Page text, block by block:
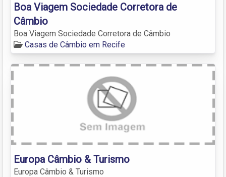
Boa Viagem Sociedade Corretora de
Câmbio
Boa Viagem Sociedade Corretora de Câmbio
Casas de Câmbio em Recife
Europa Câmbio & Turismo
Europa Câmbio & Turismo